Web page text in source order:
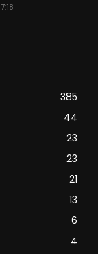
385
44
23
23
21
13
6
4